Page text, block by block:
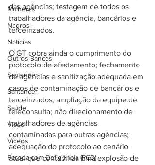
Mulheres
Negros
Notícias
Outros Bancos
Santander
Santander
Saúde
Vídeo
Vídeos
Pessoa com Deficiência (PCD)
das agências; testagem de todos os
trabalhadores da agência, bancários e
terceirizados.
O GT cobra ainda o cumprimento do
protocolo de afastamento; fechamento
de agências e sanitização adequada em
casos de contaminação de bancários e
terceirizados; ampliação da equipe de
teleconsulta; não direcionamento de
trabalhadores de agências
contaminadas para outras agências;
adequação do protocolo ao cenário
atual que contabiliza uma explosão de